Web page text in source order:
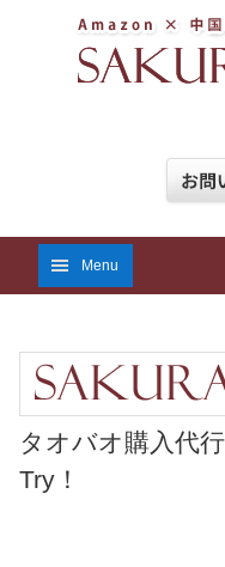
Menu
タオバオ購入代
Try！